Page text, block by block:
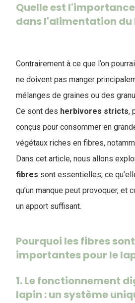
Quelle est
dans l'alimentation du
Contrairement à ce que l’on
ne doivent pas manger
mélanges de graines ou des
Ce sont des herbivores stricts,
conçus pour consommer en
végétaux riches en fibres,
Dans cet article, nous allons
fibres sont essentielles, ce
qu’un manque peut provoquer, et
un apport suffisant.
Pourquoi les fibres
importantes pour le
1. Le fonctionnement
lapin : un système